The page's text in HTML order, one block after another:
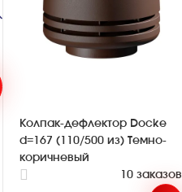
Колпак-дефлектор Docke
d=167 (110/500 из) Темно-
коричневый
10 заказов